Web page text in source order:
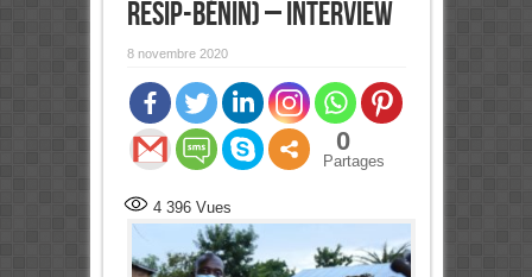
ResIP-Bénin) – Interview
8 novembre 2020
0
Partages
4 396Vues